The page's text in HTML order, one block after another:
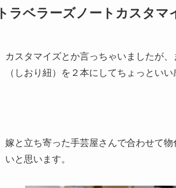
トラベラーズノートカスタ
カスタマイズとか言っちゃいましたが
（しおり紐）を２本にしてちょっといい
嫁と立ち寄った手芸屋さんで合わせて
いと思います。